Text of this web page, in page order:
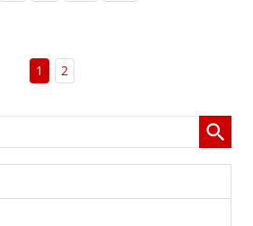
1 2